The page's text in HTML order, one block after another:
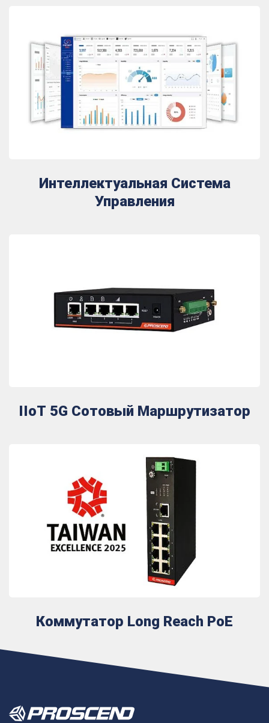
Интеллектуальная Система
Управления
IIoT 5G Сотовый Маршрутизатор
Коммутатор Long Reach PoE